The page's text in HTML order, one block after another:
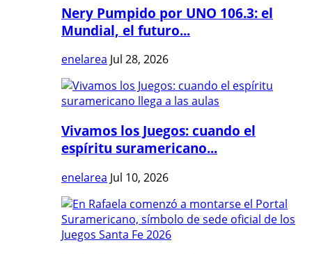
Nery Pumpido por UNO 106.3: el
Mundial, el futuro...
enelarea Jul 28, 2026
Vivamos los Juegos: cuando el
espíritu suramericano...
enelarea Jul 10, 2026